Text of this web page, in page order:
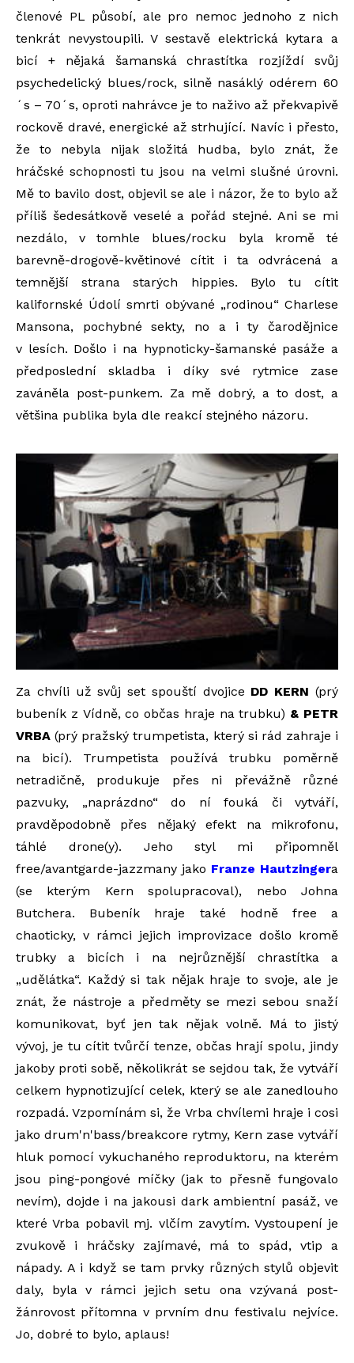
členové PL působí, ale pro nemoc jednoho z nich
tenkrát nevystoupili. V sestavě elektrická kytara a
bicí + nějaká šamanská chrastítka rozjíždí svůj
psychedelický blues/rock, silně nasáklý odérem 60
´s – 70´s, oproti nahrávce je to naživo až překvapivě
rockově dravé, energické až strhující. Navíc i přesto,
že to nebyla nijak složitá hudba, bylo znát, že
hráčské schopnosti tu jsou na velmi slušné úrovni.
Mě to bavilo dost, objevil se ale i názor, že to bylo až
příliš šedesátkově veselé a pořád stejné. Ani se mi
nezdálo, v tomhle blues/rocku byla kromě té
barevně-drogově-květinové cítit i ta odvrácená a
temnější strana starých hippies. Bylo tu cítit
kalifornské Údolí smrti obývané „rodinou“ Charlese
Mansona, pochybné sekty, no a i ty čarodějnice
v lesích. Došlo i na hypnoticky-šamanské pasáže a
předposlední skladba i díky své rytmice zase
zaváněla post-punkem. Za mě dobrý, a to dost, a
většina publika byla dle reakcí stejného názoru.
Za chvíli už svůj set spouští dvojice DD KERN(prý
bubeník z Vídně, co občas hraje na trubku) & PETR
VRBA (prý pražský trumpetista, který si rád zahraje i
na bicí). Trumpetista používá trubku poměrně
netradičně, produkuje přes ni převážně různé
pazvuky, „naprázdno“ do ní fouká či vytváří,
pravděpodobně přes nějaký efekt na mikrofonu,
táhlé drone(y). Jeho styl mi připomněl
free/avantgarde-jazzmany jako Franze Hautzingera
(se kterým Kern spolupracoval), nebo Johna
Butchera. Bubeník hraje také hodně free a
chaoticky, v rámci jejich improvizace došlo kromě
trubky a bicích i na nejrůznější chrastítka a
„udělátka“. Každý si tak nějak hraje to svoje, ale je
znát, že nástroje a předměty se mezi sebou snaží
komunikovat, byť jen tak nějak volně. Má to jistý
vývoj, je tu cítit tvůrčí tenze, občas hrají spolu, jindy
jakoby proti sobě, několikrát se sejdou tak, že vytváří
celkem hypnotizující celek, který se ale zanedlouho
rozpadá. Vzpomínám si, že Vrba chvílemi hraje i cosi
jako drum'n'bass/breakcore rytmy, Kern zase vytváří
hluk pomocí vykuchaného reproduktoru, na kterém
jsou ping-pongové míčky (jak to přesně fungovalo
nevím), dojde i na jakousi dark ambientní pasáž, ve
které Vrba pobavil mj. vlčím zavytím. Vystoupení je
zvukově i hráčsky zajímavé, má to spád, vtip a
nápady. A i když se tam prvky různých stylů objevit
daly, byla v rámci jejich setu ona vzývaná post-
žánrovost přítomna v prvním dnu festivalu nejvíce.
Jo, dobré to bylo, aplaus!